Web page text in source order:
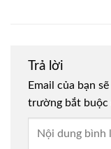
Trả lời
Email của bạn
trường bắt buộc